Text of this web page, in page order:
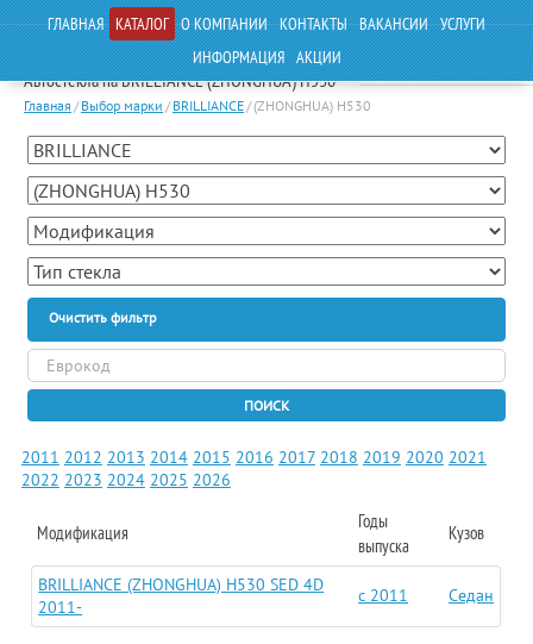
ГЛАВНАЯ КАТАЛОГ О КОМПАНИИ КОНТАКТЫ ВАКАНСИИ УСЛУГИ
ИНФОРМАЦИЯ АКЦИИ
Автостекла на BRILLIANCE (ZHONGHUA) H530
Главная / Выбор марки / BRILLIANCE/ (ZHONGHUA) H530
Очистить фильтр
ПОИСК
2011 2012 2013 2014 2015 2016 2017 2018 2019 2020 2021
2022 2023 2024 2025 2026
Модификация
Годы
выпуска
Кузов
BRILLIANCE (ZHONGHUA) H530 SED 4D
2011-
c 2011 Седан